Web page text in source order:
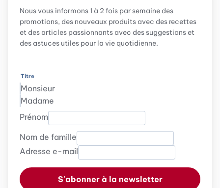
Nous vous informons 1 à 2 fois par semaine des
promotions, des nouveaux produits avec des recettes
et des articles passionnants avec des suggestions et
des astuces utiles pour la vie quotidienne.
Titre
Monsieur
Madame
Prénom
Nom de famille
Adresse e-mail
S'abonner à la newsletter